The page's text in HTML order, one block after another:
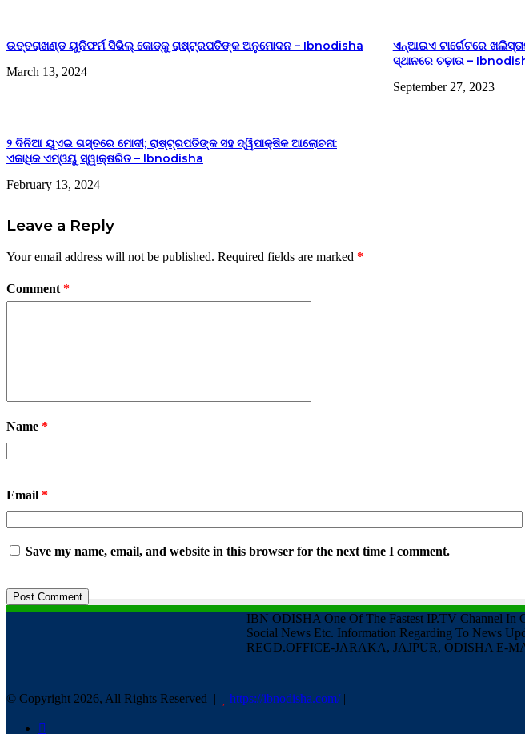
ଉତ୍ତରାଖଣ୍ଡ ୟୁନିଫର୍ମ ସିଭିଲ୍ କୋଡ୍‌କୁ ରାଷ୍ଟ୍ରପତିଙ୍କ ଅନୁମୋଦନ – Ibnodisha
March 13, 2024
ଏନ୍‌ଆଇଏ ଟାର୍ଗେଟରେ
ସ୍ଥାନରେ ଚଢ଼ାଉ –
September 27, 2023
୨ ଦିନିଆ ୟୁଏଇ ଗସ୍ତରେ ମୋଦୀ; ରାଷ୍ଟ୍ରପତିଙ୍କ ସହ ଦ୍ୱିପାକ୍ଷିକ ଆଲୋଚନା:
ଏକାଧିକ ଏମ୍‌ଓୟୁ ସ୍ୱାକ୍ଷରିତ – Ibnodisha
February 13, 2024
Leave a Reply
Your email address will not be published. Required fields are marked *
Comment *
Name *
Email *
Save my name, email, and website in this browser for the next time I comment.
IBN ODISHA One Of The Fastest IP.TV Channel In
Social News Etc. Information Regarding To
REGD.OFFICE-JARAKA, JAJPUR, ODISHA E-
© Copyright 2026, All Rights Reserved | https://ibnodisha.com/|